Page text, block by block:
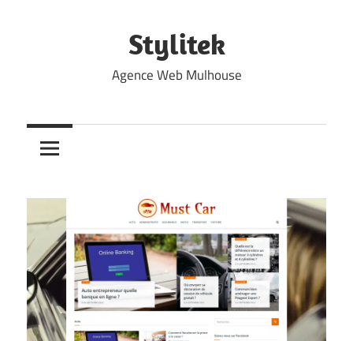
Stylitek
Agence Web Mulhouse